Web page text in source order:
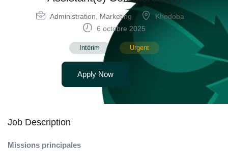
Administration Marketing
Khodoba
6 octobre 2025
Intérim Urgent
Apply Now
Job Description
Missions principales